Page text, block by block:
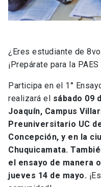
¿Eres estudiante de
¡Prepárate para la
Participa en el 1°
realizará el sábado 09
Joaquín, Campus
Preuniversitario UC
Concepción, y en la
Chuquicamata.
el ensayo de manera
jueves 14 de mayo.